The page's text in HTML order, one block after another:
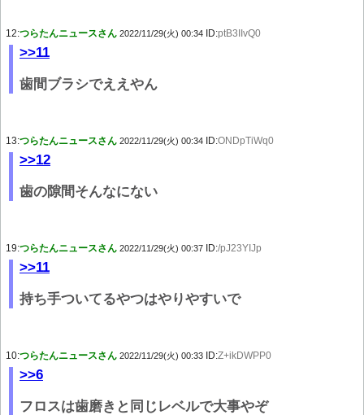
12:つらたんニュースさん 2022/11/29(火) 00:34 ID:ptB3IIvQ0
>>11
歯間ブラシでええやん
13:つらたんニュースさん 2022/11/29(火) 00:34 ID:ONDpTiWq0
>>12
歯の隙間そんなにない
19:つらたんニュースさん 2022/11/29(火) 00:37 ID:/pJ23YIJp
>>11
持ち手ついてるやつはやりやすいで
10:つらたんニュースさん 2022/11/29(火) 00:33 ID:Z+ikDWPP0
>>6
フロスは歯磨きと同じレベルで大事やぞ